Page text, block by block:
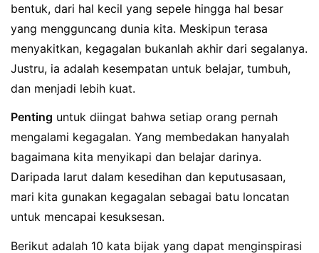
bentuk, dari hal kecil yang sepele hingga hal besar
yang mengguncang dunia kita. Meskipun terasa
menyakitkan, kegagalan bukanlah akhir dari segalanya.
Justru, ia adalah kesempatan untuk belajar, tumbuh,
dan menjadi lebih kuat.
Penting untuk diingat bahwa setiap orang pernah
mengalami kegagalan. Yang membedakan hanyalah
bagaimana kita menyikapi dan belajar darinya.
Daripada larut dalam kesedihan dan keputusasaan,
mari kita gunakan kegagalan sebagai batu loncatan
untuk mencapai kesuksesan.
Berikut adalah 10 kata bijak yang dapat menginspirasi